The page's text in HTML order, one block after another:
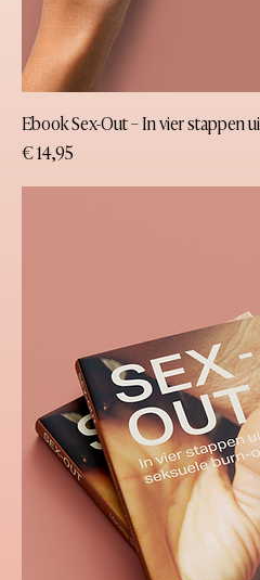
Ebook Sex-Out – In vier stappen
Prijs
€ 14,95